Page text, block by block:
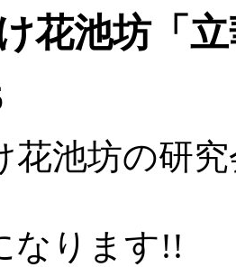
花池坊「
花池坊の研
なります!!